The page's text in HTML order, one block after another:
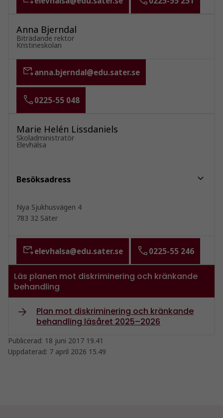
Anna Bjerndal
Biträdande rektor
Kristineskolan
anna.bjerndal@edu.sater.se
0225-55 048
Marie Helén Lissdaniels
Skoladministratör
Elevhälsa
Besöksadress
Nya Sjukhusvägen 4
783 32 Säter
elevhalsa@edu.sater.se 0225-55 246
Läs planen mot diskriminering och kränkande
behandling
Plan mot diskriminering och kränkande
behandling läsåret 2025–2026
Publicerad: 18 juni 2017 19.41
Uppdaterad: 7 april 2026 15.49